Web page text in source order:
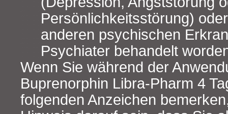
Persönlichkeitsstörung)
anderen psychischen
Psychiater behandelt
Wenn Sie während der
Buprenorphin Libra-Pharm 4
folgenden Anzeichen